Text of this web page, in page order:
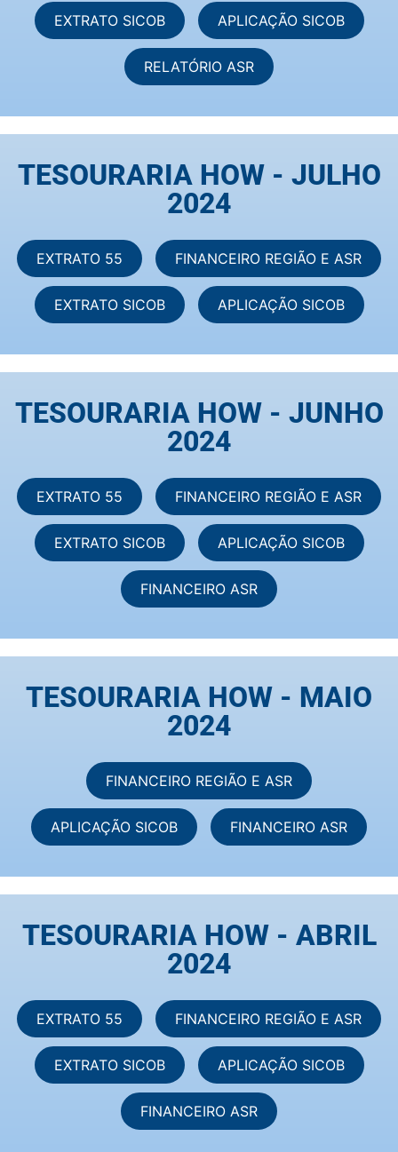
EXTRATO SICOB APLICAÇÃO SICOB
RELATÓRIO ASR
TESOURARIA HOW - JULHO
2024
EXTRATO 55 FINANCEIRO REGIÃO E ASR
EXTRATO SICOB APLICAÇÃO SICOB
TESOURARIA HOW - JUNHO
2024
EXTRATO 55 FINANCEIRO REGIÃO E ASR
EXTRATO SICOB APLICAÇÃO SICOB
FINANCEIRO ASR
TESOURARIA HOW - MAIO
2024
FINANCEIRO REGIÃO E ASR
APLICAÇÃO SICOB FINANCEIRO ASR
TESOURARIA HOW - ABRIL
2024
EXTRATO 55 FINANCEIRO REGIÃO E ASR
EXTRATO SICOB APLICAÇÃO SICOB
FINANCEIRO ASR